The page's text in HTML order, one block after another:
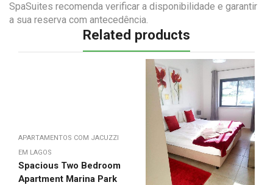
SpaSuites recomenda verificar a disponibilidade e garantir
a sua reserva com antecedência.
Related products
APARTAMENTOS COM JACUZZI
EM LAGOS
Spacious Two Bedroom
Apartment Marina Park